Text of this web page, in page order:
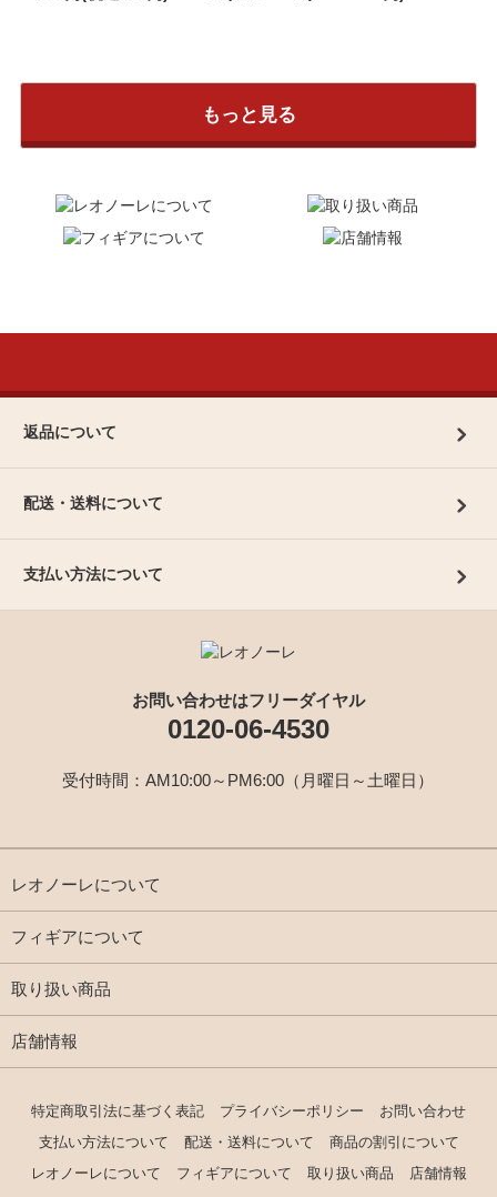
もっと見る
返品について
配送・送料について
支払い方法について
お問い合わせはフリーダイヤル
0120-06-4530
受付時間：AM10:00～PM6:00（月曜日～土曜日）
レオノーレについて
フィギアについて
取り扱い商品
店舗情報
特定商取引法に基づく表記 プライバシーポリシー
お問い合わせ
支払い方法について
配送・送料について
商品の割引について
レオノーレについて
フィギアについて 取り扱い商品 店舗情報